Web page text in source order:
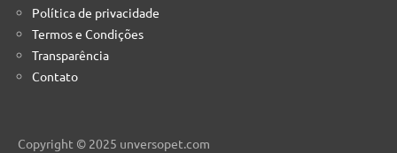
Política de privacidade
Termos e Condições
Transparência
Contato
Copyright © 2025 unversopet.com